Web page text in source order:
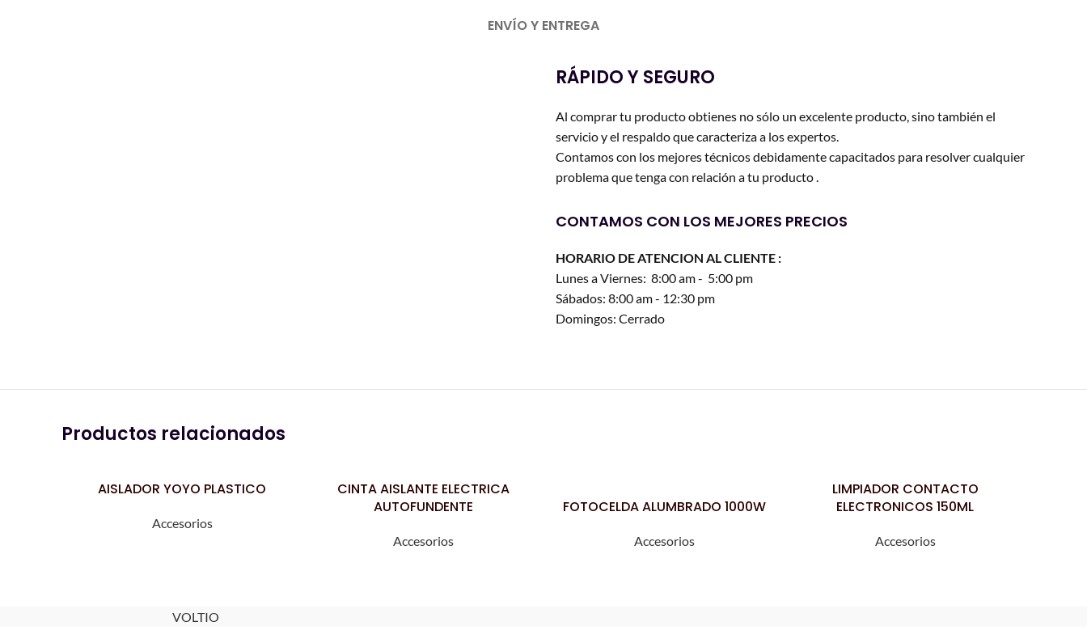
ENVÍO Y ENTREGA
RÁPIDO Y SEGURO
Al comprar tu producto obtienes no sólo un excelente producto, sino también el
servicio y el respaldo que caracteriza a los expertos.
Contamos con los mejores técnicos debidamente capacitados para resolver cualquier
problema que tenga con relación a tu producto .
CONTAMOS CON LOS MEJORES PRECIOS
HORARIO DE ATENCION AL CLIENTE :
Lunes a Viernes: 8:00 am - 5:00 pm
Sábados: 8:00 am - 12:30 pm
Domingos: Cerrado
Productos relacionados
LEER MÁSAISLADOR YOYO PLASTICO
Accesorios
LEER MÁSCINTA AISLANTE ELECTRICA
AUTOFUNDENTE
Accesorios
LEER MÁS
FOTOCELDA ALUMBRADO 1000W
Accesorios
LEER MÁSLIMPIADOR CONTACTO
ELECTRONICOS 150ML
Accesorios
VOLTIO